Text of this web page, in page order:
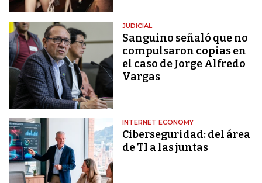
JUDICIAL
Sanguino señaló que no
compulsaron copias en
el caso de Jorge Alfredo
Vargas
INTERNET ECONOMY
Ciberseguridad: del área
de TI a las juntas